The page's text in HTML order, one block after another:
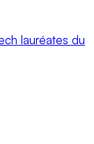
lauréates du